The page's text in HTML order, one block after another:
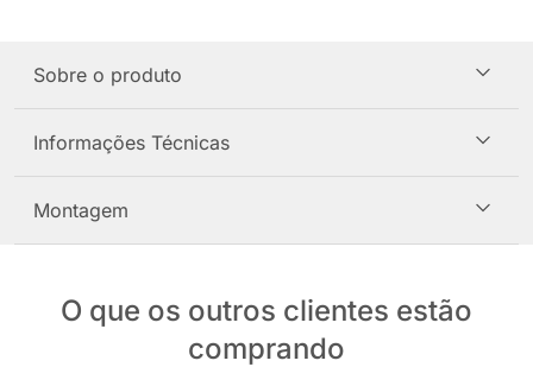
Sobre o produto
Informações Técnicas
Montagem
O que os outros clientes estão
comprando